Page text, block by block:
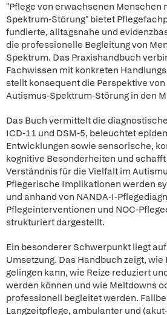
"Pflege von erwachsenen Menschen
Spektrum-Störung" bietet
fundierte, alltagsnahe und
die professionelle Begleitung von
Spektrum. Das Praxishandbuch
Fachwissen mit konkreten
stellt konsequent die Perspektive
Autismus-Spektrum-Störung in den
Das Buch vermittelt die
ICD-11 und DSM-5, beleuchtet
Entwicklungen sowie sensorische,
kognitive Besonderheiten und
Verständnis für die Vielfalt im
Pflegerische Implikationen werden
und anhand von NANDA-I-
Pflegeinterventionen und NOC-
strukturiert dargestellt.
Ein besonderer Schwerpunkt liegt
Umsetzung. Das Handbuch zeigt,
gelingen kann, wie Reize reduziert
werden können und wie Meltdowns
professionell begleitet werden.
Langzeitpflege, ambulanter und